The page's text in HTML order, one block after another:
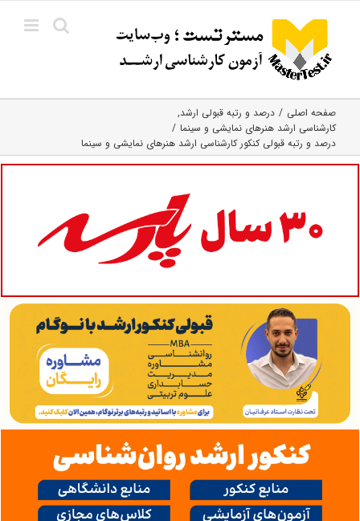
content
صفحه اصلی
درصد و رتبه قبولی ارشد
کارشناسی ارشد هنرهای نمایشی و سینما
درصد و رتبه قبولی کنکور کارشناسی ارشد هنرهای نمایشی و سینما